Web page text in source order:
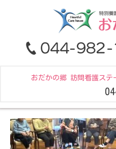
おだかの郷 訪問看護ステ